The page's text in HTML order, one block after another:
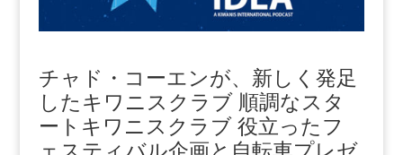
チャド・コーエンが、新しく発足
したキワニスクラブ 順調なスタ
ートキワニスクラブ 役立ったフ